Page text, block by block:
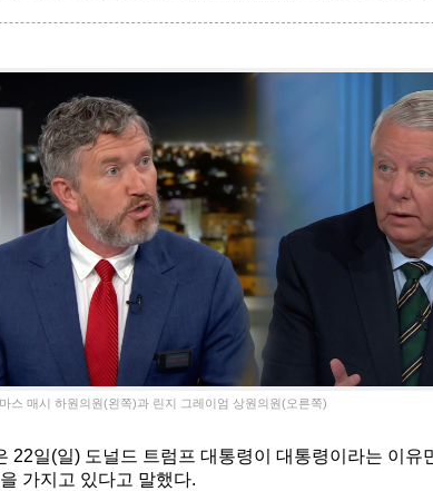
스 매시 하원의원(왼쪽)과 린지 그레이엄 상원의원(오른쪽)
22일(일) 도널드 트럼프 대통령이 대통령이라는 이유
가지고 있다고 말했다.